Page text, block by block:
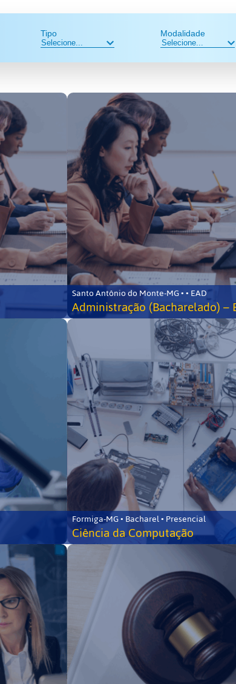
Tipo Modalidade
Santo Antônio do Monte-MG • • EAD
Administração (Bacharelado) –
Formiga-MG • Bacharel • Presencial
Ciência da Computação